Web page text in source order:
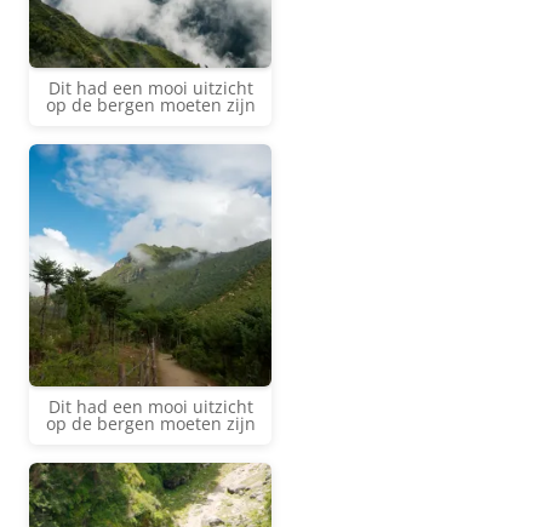
Dit had een mooi uitzicht
op de bergen moeten zijn
Dit had een mooi uitzicht
op de bergen moeten zijn